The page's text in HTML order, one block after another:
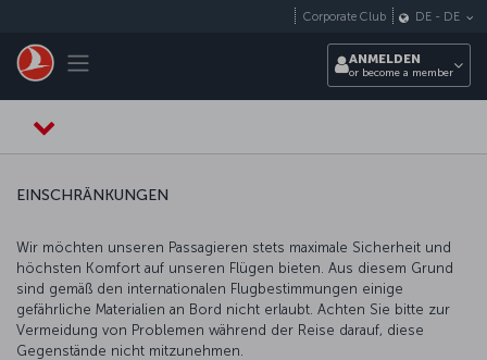
Toggle navigation
Corporate Club DE - DE
ANMELDEN
or become a member
EINSCHRÄNKUNGEN
Wir möchten unseren Passagieren stets maximale Sicherheit und
höchsten Komfort auf unseren Flügen bieten. Aus diesem Grund
sind gemäß den internationalen Flugbestimmungen einige
gefährliche Materialien an Bord nicht erlaubt. Achten Sie bitte zur
Vermeidung von Problemen während der Reise darauf, diese
Gegenstände nicht mitzunehmen.